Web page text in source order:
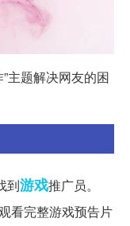
”主题解决网友的困
到游戏推广员。
看完整游戏预告片